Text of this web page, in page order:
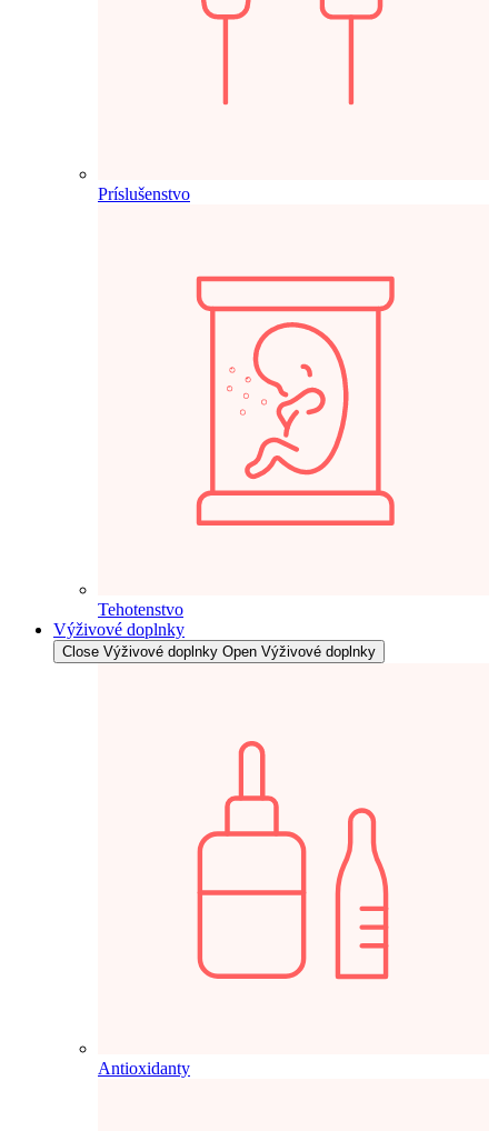
Príslušenstvo
Tehotenstvo
Výživové doplnky
Close Výživové doplnky Open Výživové doplnky
Antioxidanty